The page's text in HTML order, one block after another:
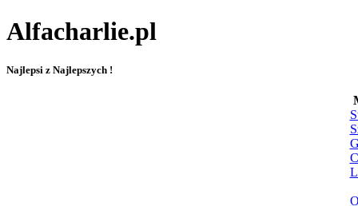
Alfacharlie.pl
Najlepsi z Najlepszych !